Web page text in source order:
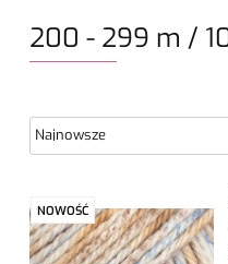
200 - 299 m /
NOWOŚĆ